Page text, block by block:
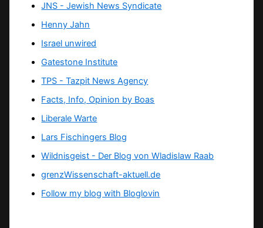
JNS - Jewish News Syndicate
Henny Jahn
Israel unwired
Gatestone Institute
TPS -Tazpit News Agency
Facts, Info, Opinion by Boas
Liberale Warte
Lars Fischingers Blog
Wildnisgeist - Der Blog von Wladislaw Raab
grenzWissenschaft-aktuell.de
Follow my blog with Bloglovin